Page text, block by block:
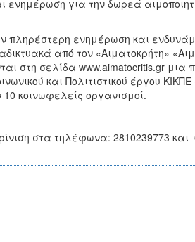
για την δωρεά
πληρέστερη ενημέρωση και
από τον «Αιματοκρήτη»
στη σελίδα www.aimatocritis.gr
και Πολιτιστικού έργου
κοινωφελείς οργανισμοί.
στα τηλέφωνα: 2810239773 και